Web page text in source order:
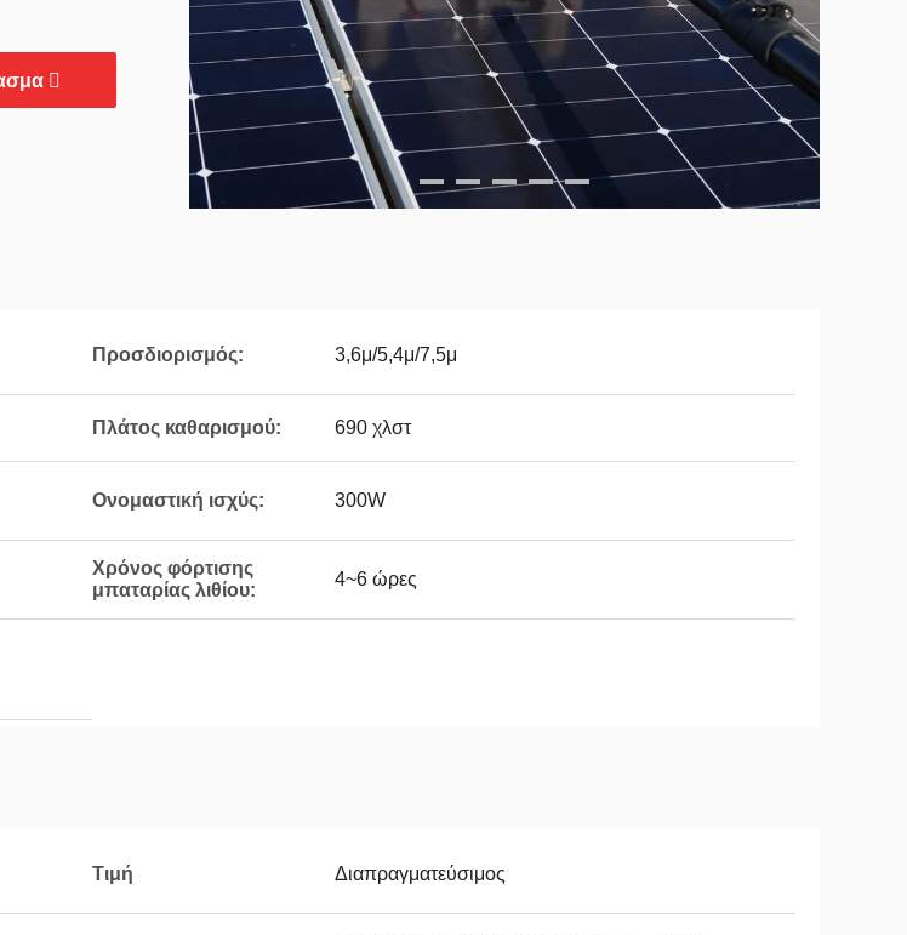
Προσδιορισμός: 3,6μ/5,4μ/7,5μ
Πλάτος καθαρισμού: 690 χλστ
Ονομαστική ισχύς: 300W
Χρόνος φόρτισης
μπαταρίας λιθίου:
4~6 ώρες
Τιμή Διαπραγματεύσιμος